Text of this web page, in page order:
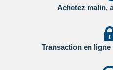
Achetez malin,
Transaction en